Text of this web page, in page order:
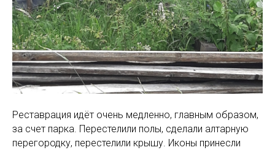
Реставрация идёт очень медленно, главным образом,
за счет парка. Перестелили полы, сделали алтарную
перегородку, перестелили крышу. Иконы принесли